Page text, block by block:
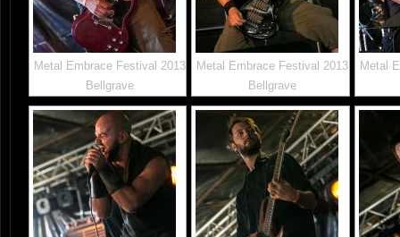
Metal Embrace Festival 2013
Bellgrave
Metal Embrace Festival 2013
Bellgrave
Metal